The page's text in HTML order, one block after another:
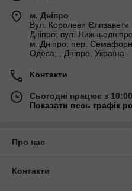
м. Дніпро
Вул. Королеви
Дніпро; вул.
м. Дніпро; пер.
Одеса; , Дніпро, Україна
Контакти
Сьогодні працює з
Показати весь графік
Про нас
Контакти